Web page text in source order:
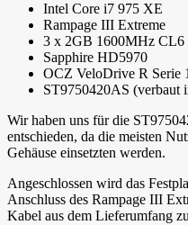
Intel Core i7 975 XE
Rampage III Extreme
3 x 2GB 1600MHz CL6
Sapphire HD5970
OCZ VeloDrive R Serie
ST9750420AS (verbaut
Wir haben uns für die
entschieden, da die meisten
Gehäuse einsetzten werden.
Angeschlossen wird das
Anschluss des Rampage III
Kabel aus dem Lieferumfang